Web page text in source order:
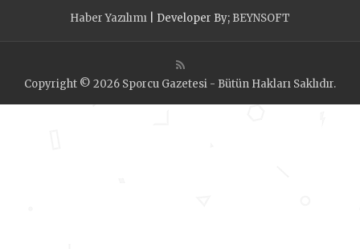
Haber Yazılımı | Developer By; BEYNSOFT
Copyright © 2026 Sporcu Gazetesi - Bütün Hakları Saklıdır.